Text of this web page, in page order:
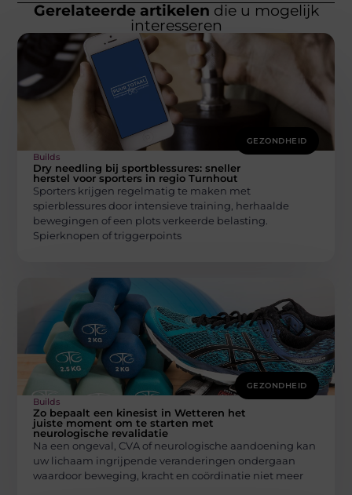
Gerelateerde artikelen die u mogelijk
interesseren
GEZONDHEID
Builds
Dry needling bij sportblessures: sneller
herstel voor sporters in regio Turnhout
Sporters krijgen regelmatig te maken met
spierblessures door intensieve training, herhaalde
bewegingen of een plots verkeerde belasting.
Spierknopen of triggerpoints
GEZONDHEID
Builds
Zo bepaalt een kinesist in Wetteren het
juiste moment om te starten met
neurologische revalidatie
Na een ongeval, CVA of neurologische aandoening kan
uw lichaam ingrijpende veranderingen ondergaan
waardoor beweging, kracht en coördinatie niet meer